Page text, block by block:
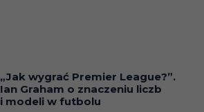
„Jak wygrać Premier League?”.
Ian Graham o znaczeniu liczb
i modeli w futbolu